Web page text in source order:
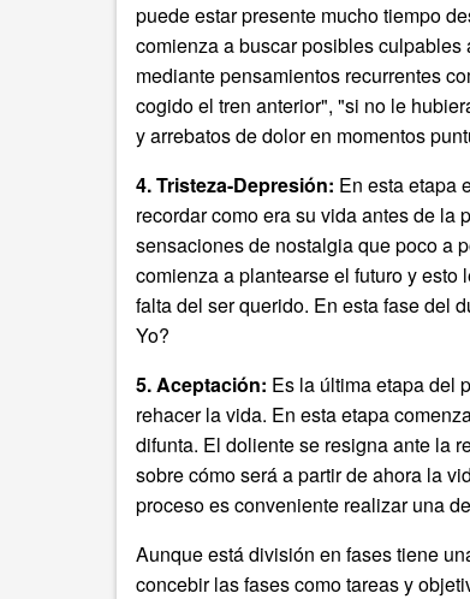
puede estar presente mucho tiempo
comienza a buscar posibles
mediante pensamientos recurrentes
cogido el tren anterior", "si no le
y arrebatos de dolor en momentos
4. Tristeza-Depresión: En esta etapa
recordar como era su vida antes de la
sensaciones de nostalgia que poco a
comienza a plantearse el futuro y
falta del ser querido. En esta fase del
Yo?
5. Aceptación: Es la última etapa del
rehacer la vida. En esta etapa
difunta. El doliente se resigna ante la
sobre cómo será a partir de ahora la
proceso es conveniente realizar una
Aunque está división en fases tiene
concebir las fases como tareas y